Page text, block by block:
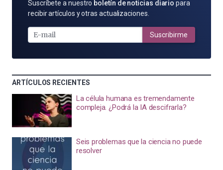
SUSCRÍBETE
POR
MAIL
Suscríbete a nuestro boletín de noticias diario para
recibir artículos y otras actualizaciones.
Suscribirme
ARTÍCULOS RECIENTES
La célula humana es tremendamente
compleja. ¿Podrá la IA descifrarla?
Seis problemas que la ciencia no puede
resolver